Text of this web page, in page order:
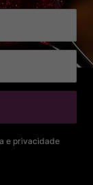
e privacidade